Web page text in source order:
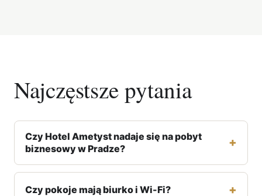
Najczęstsze pytania
Czy Hotel Ametyst nadaje się na pobyt
biznesowy w Pradze?
Czy pokoje mają biurko i Wi-Fi?